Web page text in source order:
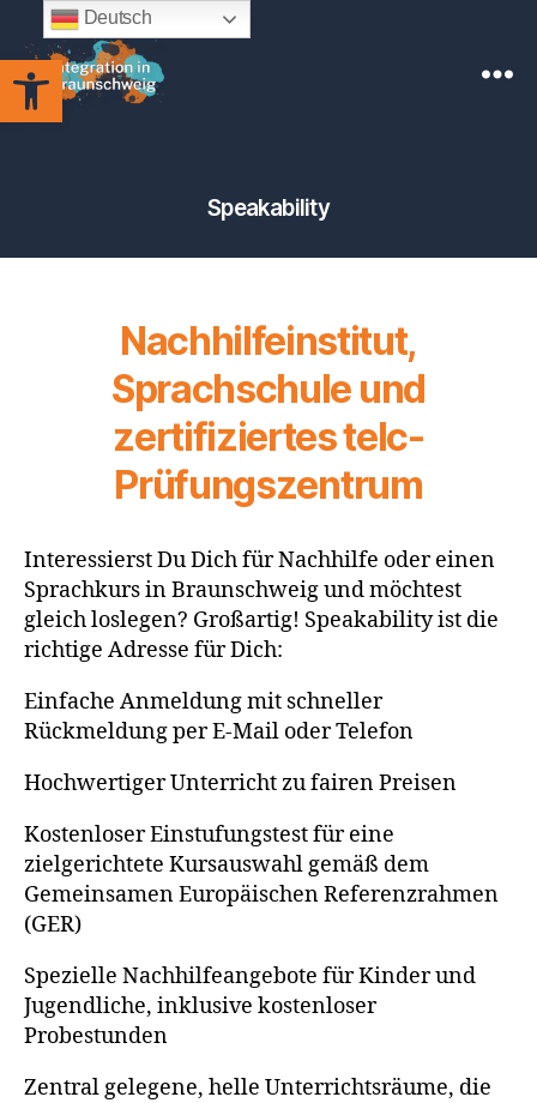
Werkzeugleiste öffnen
Integration
Speakability
Nachhilfeinstitut,
Sprachschule und
zertifiziertes telc-
Prüfungszentrum
Interessierst Du Dich für Nachhilfe oder einen
Sprachkurs in Braunschweig und möchtest
gleich loslegen? Großartig! Speakability ist die
richtige Adresse für Dich:
Einfache Anmeldung mit schneller
Rückmeldung per E-Mail oder Telefon
Hochwertiger Unterricht zu fairen Preisen
Kostenloser Einstufungstest für eine
zielgerichtete Kursauswahl gemäß dem
Gemeinsamen Europäischen Referenzrahmen
(GER)
Spezielle Nachhilfeangebote für Kinder und
Jugendliche, inklusive kostenloser
Probestunden
Zentral gelegene, helle Unterrichtsräume, die
Deutsch